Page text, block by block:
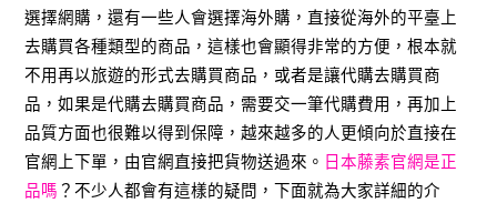
選擇網購，還有一些人會選擇海外購，直接從海外的平臺上
去購買各種類型的商品，這樣也會顯得非常的方便，根本就
不用再以旅遊的形式去購買商品，或者是讓代購去購買商
品，如果是代購去購買商品，需要交一筆代購費用，再加上
品質方面也很難以得到保障，越來越多的人更傾向於直接在
官網上下單，由官網直接把貨物送過來。 日本藤素官網是正
品嗎 ？不少人都會有這樣的疑問，下面就為大家詳細的介